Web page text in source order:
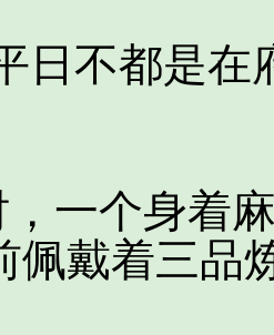
不都是在
个身着麻
佩戴着三品